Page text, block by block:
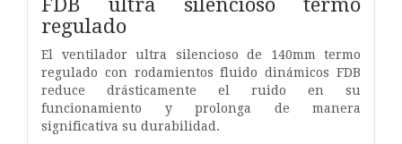
regulado
El ventilador ultra silencioso de 140mm termo
regulado con rodamientos fluido dinámicos FDB
reduce drásticamente el ruido en su
funcionamiento y prolonga de manera
significativa su durabilidad.